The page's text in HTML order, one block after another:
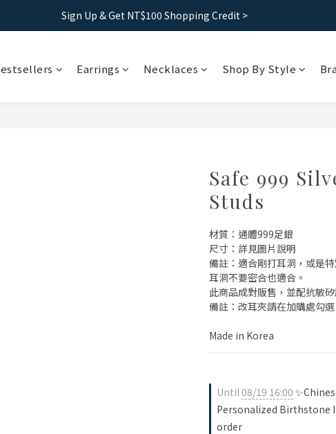
Free shipping｜Taiwan orders over 1500, HK over 2500
Free shipping｜Taiwan orders over 1500, HK over 2500
Earrings Necklaces Shop By Style
Safe 999
Studs
材質：通體999足銀
尺寸：詳見圖片說明
備註：適合剛打耳洞，或是
耳洞不要密合也適合。
此商品成對販售，並配抗敏矽
備註：改耳夾請在加購處勾選
Made in Korea
Until08/19 16:00
Personalized Birthstone
order